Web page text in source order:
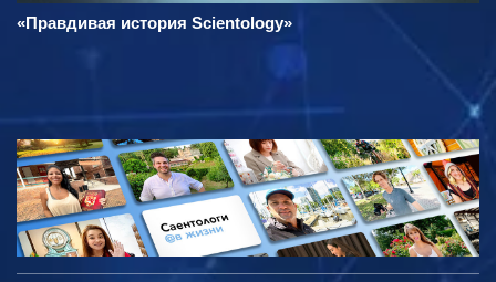
«Правдивая история Scientology»